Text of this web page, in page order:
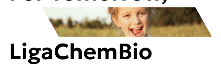
LigaChemBio